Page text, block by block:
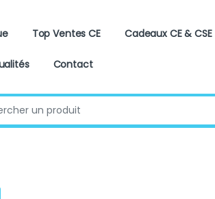
Top Ventes CE Cadeaux CE & CSE
Contact